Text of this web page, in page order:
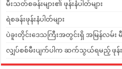
မီးသတ်စခန်းများ၏ ဖုန်းနံပါတ်များ
ရဲစခန်းဖုန်းနံပါတ်များ
ပဲခူးတိုင်းဒေသကြီးအတွင်းရှိ အမြန်လမ်း မီ
လျှပ်စစ်မီးပျက်ပါက ဆက်သွယ်ရမည့် ဖုန်းနံ